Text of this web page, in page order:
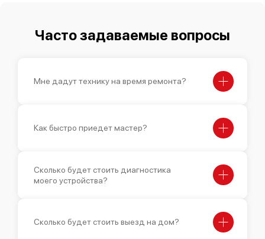
Часто задаваемые вопросы
Мне дадут технику на время ремонта?
Как быстро приедет мастер?
Сколько будет стоить диагностика
моего устройства?
Сколько будет стоить выезд на дом?